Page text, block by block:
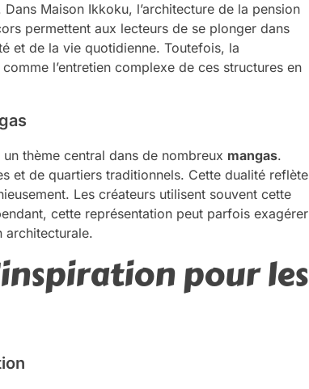
Maison Ikkoku, l’architecture de la pension
permettent aux lecteurs de se plonger dans
et de la vie quotidienne. Toutefois, la
l’entretien complexe de ces structures en
thème central dans de nombreux mangas.
et de quartiers traditionnels. Cette dualité reflète
Les créateurs utilisent souvent cette
cette représentation peut parfois exagérer
architecturale.
pour les